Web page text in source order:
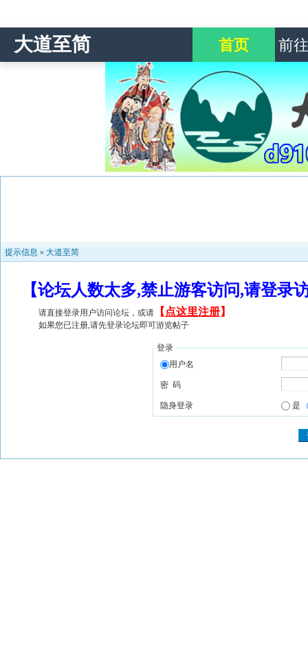
大道至简 首页 前
提示信息 » 大道至简
【论坛人数太多,禁止游客访问,请登
请直接登录用户访问论坛，或请 【 点这里注册】
如果您已注册,请先登录论坛即可游览帖子
登录
用户名
密 码
隐身登录 是